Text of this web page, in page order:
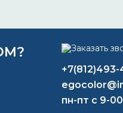
пн-пт с 9-